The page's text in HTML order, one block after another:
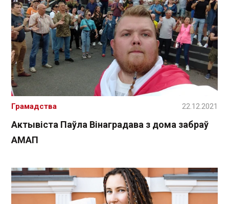
Актывіста Паўла Вінаградава з дома забраў
АМАП
Грамадства 22.12.2021